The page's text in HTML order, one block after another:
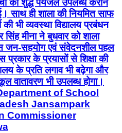
को शुद्ध पेयजल उपलब्ध कराने
साथ ही शाला की नियमित साफ
भी व्यवस्था विद्यालय प्रबंधन
मीना ने बुधवार को शाला
जन-सहयोग एवं संवेदनशील पहल
के प्रयासों से शिक्षा की
के प्रति लगाव भी बढ़ेगा और
वातावरण भी उपलब्ध होगा।
of School
Jansampark
Commissioner